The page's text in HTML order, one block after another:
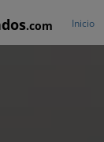
.com Inicio